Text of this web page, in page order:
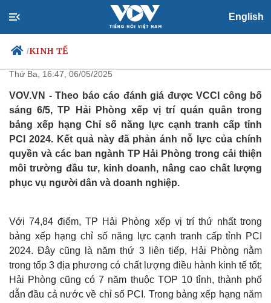
English
/KINH TẾ
Chính trị
Đảng
Tổ chức nhân sự
Quốc hội
Nhận diện sự thật
Xã hội
Tin 24h
Dự báo thời tiết
Giáo dục
Dấu ấn VOV
Việc làm
Hải Phòng giữ vị trí quán quân
trong bảng xếp hạng PCI 2024
Thứ Ba, 16:47, 06/05/2025
VOV.VN - Theo báo cáo đánh giá được VCCI công bố
sáng 6/5, TP Hải Phòng xếp vị trí quán quân trong
bảng xếp hạng Chỉ số năng lực cạnh tranh cấp tỉnh
PCI 2024. Kết quả này đã phản ánh nỗ lực của chính
quyền và các ban ngành TP Hải Phòng trong cải thiện
môi trường đầu tư, kinh doanh, nâng cao chất lượng
phục vụ người dân và doanh nghiệp.
Với 74,84 điểm, TP Hải Phòng xếp vị trí thứ nhất trong
bảng xếp hạng chỉ số năng lực cạnh tranh cấp tỉnh PCI
2024. Đây cũng là năm thứ 3 liên tiếp, Hải Phòng nằm
trong tốp 3 địa phương có chất lượng điều hành kinh tế tốt;
Hải Phòng cũng có 7 năm thuộc TOP 10 tỉnh, thành phố
dẫn đầu cả nước về chỉ số PCI. Trong bảng xếp hạng năm